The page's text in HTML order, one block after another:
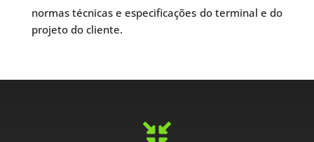
normas técnicas e especificações do terminal e do
projeto do cliente.
